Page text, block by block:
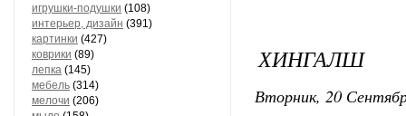
игрушки-подушки (108)
интерьер, дизайн (391)
картинки (427)
коврики (89)
лепка (145)
мебель (314)
мелочи (206)
ХИНГАЛШ
Вторник, 20